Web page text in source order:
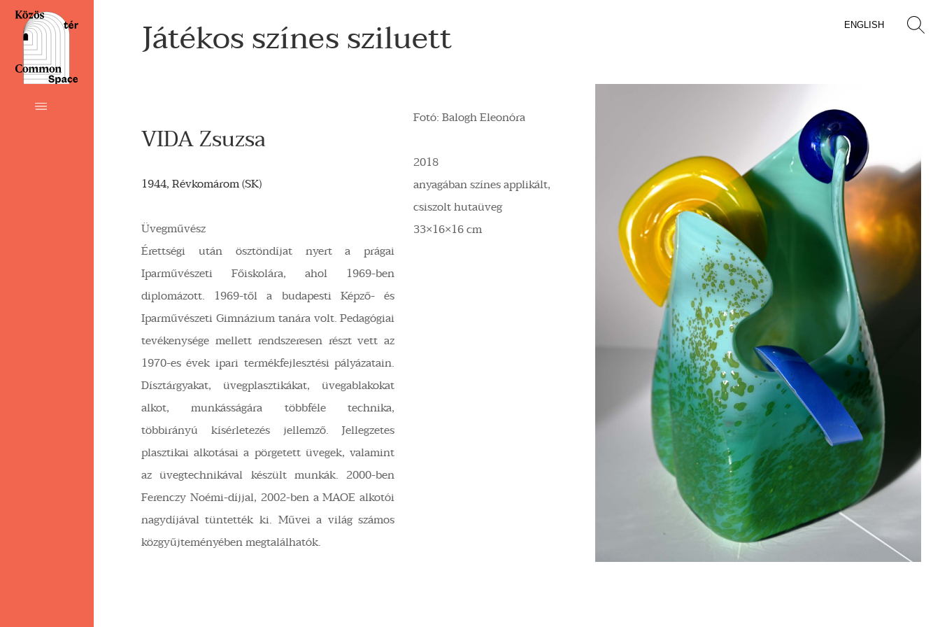
ENGLISH
Játékos színes sziluett
VIDA Zsuzsa
1944, Révkomárom (SK)
Üvegművész
Érettségi után ösztöndíjat nyert a prágai
Iparművészeti Főiskolára, ahol 1969-ben
diplomázott. 1969-től a budapesti Képző- és
Iparművészeti Gimnázium tanára volt. Pedagógiai
tevékenysége mellett rendszeresen részt vett az
1970-es évek ipari termékfejlesztési pályázatain.
Dísztárgyakat, üvegplasztikákat, üvegablakokat
alkot, munkásságára többféle technika,
többirányú kísérletezés jellemző. Jellegzetes
plasztikai alkotásai a pörgetett üvegek, valamint
az üvegtechnikával készült munkák. 2000-ben
Ferenczy Noémi-díjjal, 2002-ben a MAOE alkotói
nagydíjával tüntették ki. Művei a világ számos
közgyűjteményében megtalálhatók.
Fotó: Balogh Eleonóra
2018
anyagában színes applikált,
csiszolt hutaüveg
33×16×16 cm